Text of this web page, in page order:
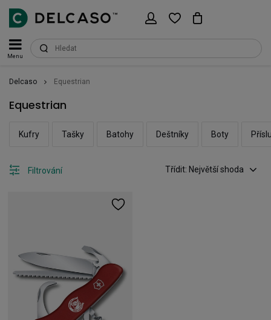
Menu
Delcaso Equestrian
Equestrian
Kufry Tašky Batohy Deštníky Boty
Třídit: Největší shoda
Filtrování